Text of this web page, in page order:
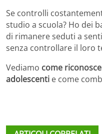
Se controlli
studio a scuola? Ho dei
di rimanere seduti a
senza controllare il loro
Vediamo come
adolescenti e come